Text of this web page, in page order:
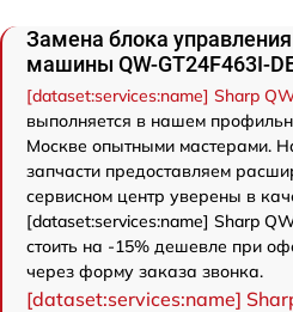
Замена блока
машины QW-GT24F463I-
[dataset:services:name] Sharp
выполняется в нашем
Москве опытными мастерами.
запчасти предоставляем
сервисном центр уверены в
[dataset:services:name] Sharp
стоить на -15% дешевле при
через форму заказа звонка.
[dataset:services:name]